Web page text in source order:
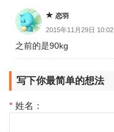
恋羽
2015年11月29日 10:02
之前的是90kg
写下你最简单的想法
* 姓名：